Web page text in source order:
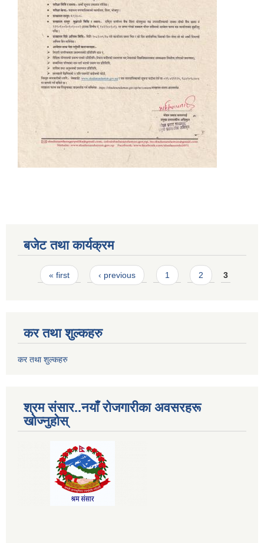
बजेट तथा कार्यक्रम
Pages
« first ‹ previous 1 2 3
कर तथा शुल्कहरु
कर तथा शुल्कहरु
श्रम संसार..नयाँ रोजगारीका अवसरहरू
खोज्नुहोस्